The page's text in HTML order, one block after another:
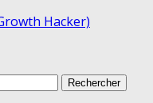
Hacker)